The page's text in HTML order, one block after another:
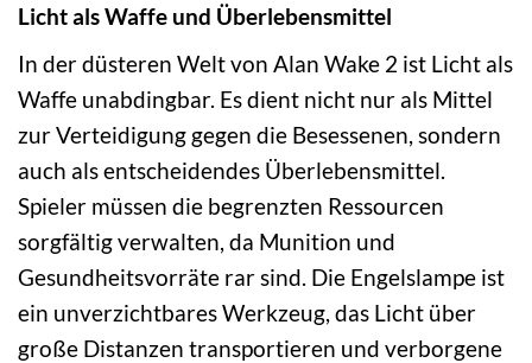
Licht als Waffe und Überlebensmittel
In der düsteren Welt von Alan Wake 2 ist Licht als
Waffe unabdingbar. Es dient nicht nur als Mittel
zur Verteidigung gegen die Besessenen, sondern
auch als entscheidendes Überlebensmittel.
Spieler müssen die begrenzten Ressourcen
sorgfältig verwalten, da Munition und
Gesundheitsvorräte rar sind. Die Engelslampe ist
ein unverzichtbares Werkzeug, das Licht über
große Distanzen transportieren und verborgene